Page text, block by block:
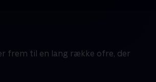
frem til en lang række ofre, der